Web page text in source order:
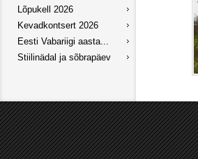
Lõpukell 2026
Kevadkontsert 2026
Eesti Vabariigi aasta...
Stiilinädal ja sõbrapäev